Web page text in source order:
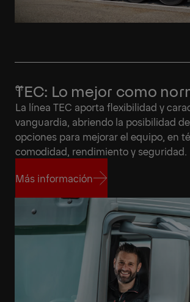
TEC: Lo mejor como
La línea TEC aporta flexibilidad y
vanguardia, abriendo la posibilidad
opciones para mejorar el equipo, en
comodidad, rendimiento y seguridad.
Más información
Más información